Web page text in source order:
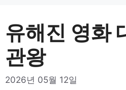
뛰
기
유해진 영화
관왕
2026년 05월 12일